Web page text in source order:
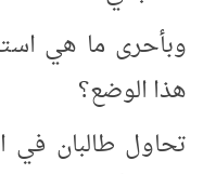
وبأحرى ما هي
هذا الوضع؟
تحاول طالبان في